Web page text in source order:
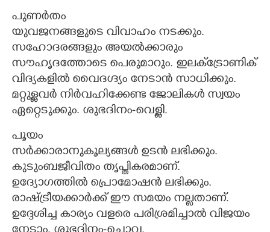
പുണർതം
യുവജനങ്ങളുടെ വിവാഹം നടക്കും.
സഹോദരങ്ങളും അയൽക്കാരും
സൗഹൃദത്തോടെ പെരുമാറും. ഇലക്‌ട്രോണിക്
വിദ്യകളിൽ വൈദഗ്ദ്യം നേടാൻ സാധിക്കും.
മറ്റുള്ളവർ നിർവഹിക്കേണ്ട ജോലികൾ സ്വയം
ഏറ്റെടുക്കും. ശുഭദിനം-വെള്ളി.
പൂയം
സർക്കാരാനുകൂല്യങ്ങൾ ഉടൻ ലഭിക്കും.
കുടുംബജീവിതം തൃപ്തികരമാണ്.
ഉദ്യോഗത്തിൽ പ്രൊമോഷൻ ലഭിക്കും.
രാഷ്ട്രീയക്കാർക്ക് ഈ സമയം നല്ലതാണ്.
ഉദ്ദേശിച്ച കാര്യം വളരെ പരിശ്രമിച്ചാൽ വിജയം